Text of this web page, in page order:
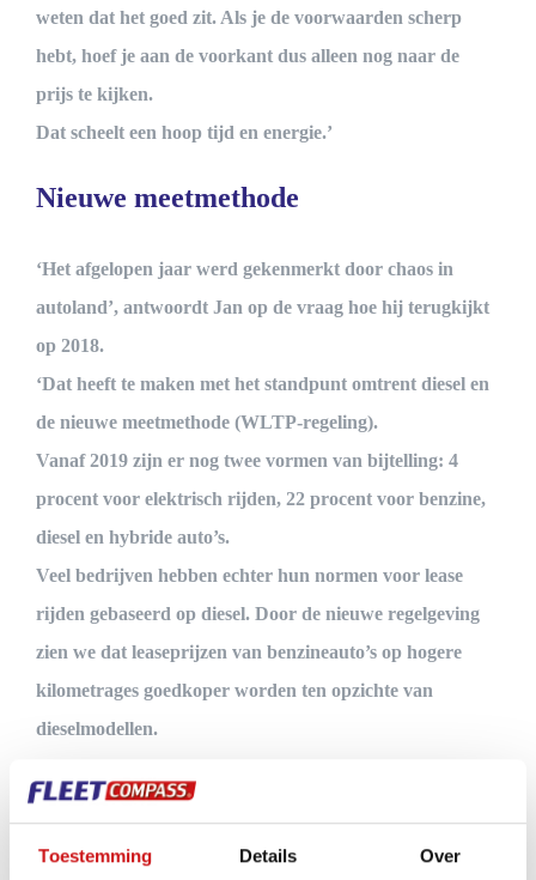
Toestemming Details Over
weten dat het goed zit. Als je de voorwaarden scherp
hebt, hoef je aan de voorkant dus alleen nog naar de
prijs te kijken.
Dat scheelt een hoop tijd en energie.’
Nieuwe meetmethode
‘Het afgelopen jaar werd gekenmerkt door chaos in
autoland’, antwoordt Jan op de vraag hoe hij terugkijkt
op 2018.
‘Dat heeft te maken met het standpunt omtrent diesel en
de nieuwe meetmethode (WLTP-regeling).
Vanaf 2019 zijn er nog twee vormen van bijtelling: 4
procent voor elektrisch rijden, 22 procent voor benzine,
diesel en hybride auto’s.
Veel bedrijven hebben echter hun normen voor lease
rijden gebaseerd op diesel. Door de nieuwe regelgeving
zien we dat leaseprijzen van benzineauto’s op hogere
kilometrages goedkoper worden ten opzichte van
dieselmodellen.
Het omslagpunt omslagpunt moet dus hoger. Afgezien
daarvan is er de wil om verantwoord te rijden. Maar hoe
moeten bedrijven omgaan met elektrisch rijden?